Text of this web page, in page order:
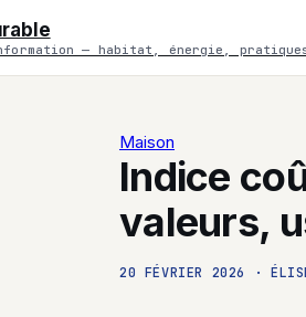
— habitat, énergie,
Maison
Indice
valeurs,
20 FÉVRIER 2026 ·